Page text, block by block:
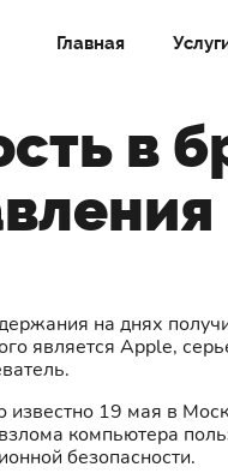
Главная
в
на днях
является Apple,
известно 19 мая в
компьютера
безопасности.